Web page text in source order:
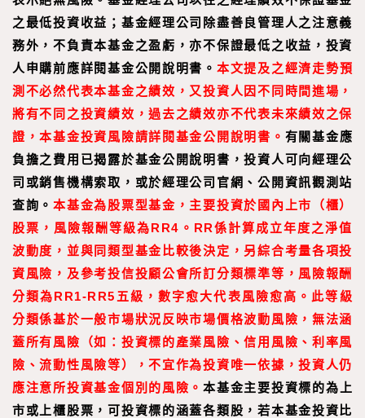
之最低投資收益；基金經理公司除盡善良管理人之注意義
務外，不負責本基金之盈虧，亦不保證最低之收益，投資
人申購前應詳閱基金公開說明書。 本文提及之經濟走勢預
測不必然代表本基金之績效，又投資人因不同時間進場，
將有不同之投資績效，過去之績效亦不代表未來績效之保
證，本基金投資風險請詳閱基金公開說明書。 有關基金應
負擔之費用已揭露於基金公開說明書，投資人可向經理公
司或銷售機構索取，或於經理公司官網、公開資訊觀測站
查詢。本基金為股票型基金，主要投資於國內上市（櫃）
股票，風險報酬等級為RR4。RR係計算成立年度之淨值
波動度，並與同類型基金比較後決定，另綜合考量各項投
資風險，及參考投信投顧公會所訂分類標準等，風險報酬
分類為RR1-RR5五級，數字愈大代表風險愈高。此等級
分類係基於一般市場狀況反映市場價格波動風險，無法涵
蓋所有風險（如：投資標的產業風險、信用風險、利率風
險、流動性風險等），不宜作為投資唯一依據，投資人仍
應注意所投資基金個別的風險。本基金主要投資標的為上
市或上櫃股票，可投資標的涵蓋各類股，若本基金投資比